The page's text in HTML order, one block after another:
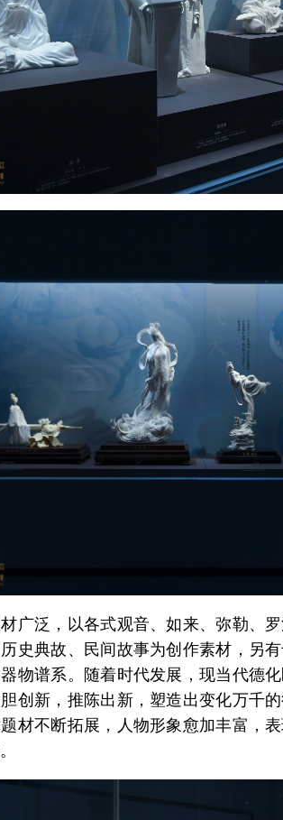
广泛，以各式观音、如来、弥勒、
史典故、民间故事为创作素材，另
物谱系。随着时代发展，现当代德
创新，推陈出新，塑造出变化万千
材不断拓展，人物形象愈加丰富，